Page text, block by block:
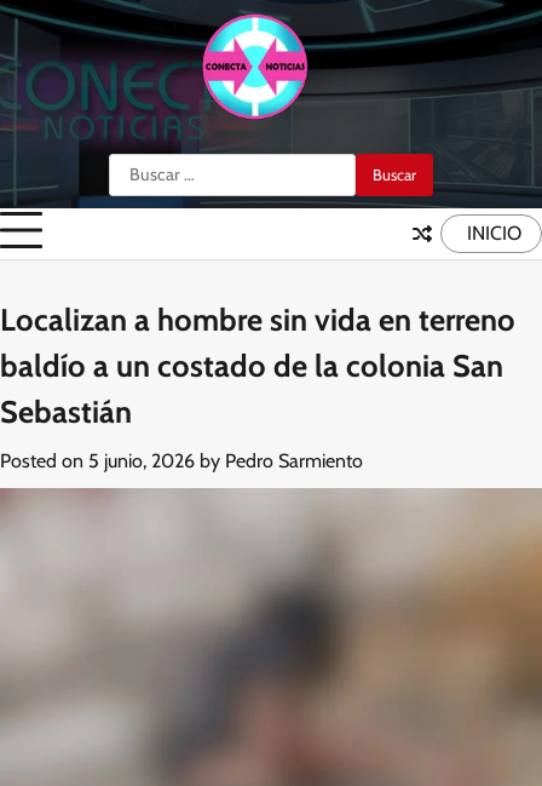
Skip
content
Buscar:
INICIO
Localizan a hombre sin vida en terreno
baldío a un costado de la colonia San
Sebastián
Posted on 5 junio, 2026 by Pedro Sarmiento